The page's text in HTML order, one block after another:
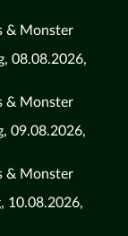
& Monster
08.08.2026,
& Monster
09.08.2026,
& Monster
10.08.2026,